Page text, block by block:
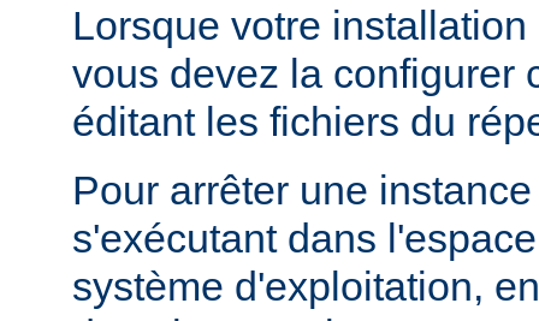
Lorsque votre
vous devez la configurer
éditant les fichiers du
Pour arrêter une
s'exécutant dans
système d'exploitation,